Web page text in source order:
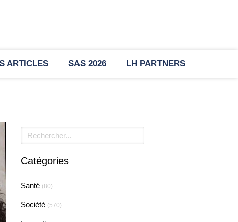
ARTICLES SAS 2026 LH PARTNERS
Rechercher
Catégories
Santé (80)
Société (570)